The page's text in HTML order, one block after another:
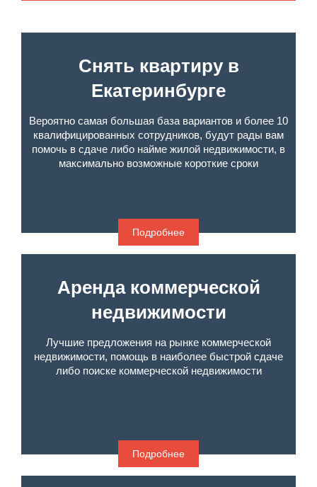
Снять квартиру в
Екатеринбурге
Вероятно самая большая база вариантов и более 10
квалифицированных сотрудников, будут рады вам
помочь в сдаче либо найме жилой недвижимости, в
максимально возможные короткие сроки
Подробнее
Аренда коммерческой
недвижимости
Лучшие предложения на рынке коммерческой
недвижимости, помощь в наиболее быстрой сдаче
либо поиске коммерческой недвижимости
Подробнее